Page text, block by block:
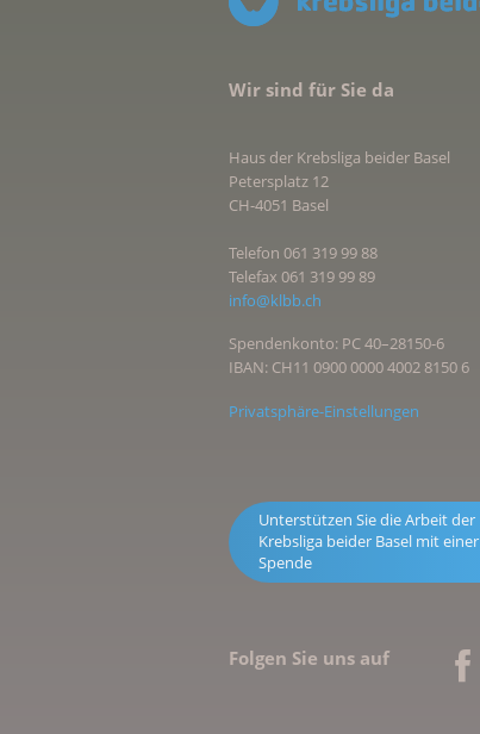
Wir sind für Sie da
Haus der Krebsliga beider Basel
Petersplatz 12
CH-4051 Basel
Telefon 061 319 99 88
Telefax 061 319 99 89
info@klbb.ch
Spendenkonto: PC 40–28150-6
IBAN: CH11 0900 0000 4002 8150 6
Privatsphäre-Einstellungen
Unterstützen Sie die Arbeit der
Krebsliga beider Basel mit einer
Spende
Folgen Sie uns auf